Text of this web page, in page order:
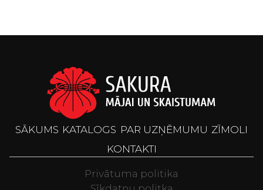
SĀKUMS KATALOGS PAR UZŅĒMUMU ZĪMOLI
KONTAKTI
Privātuma politika